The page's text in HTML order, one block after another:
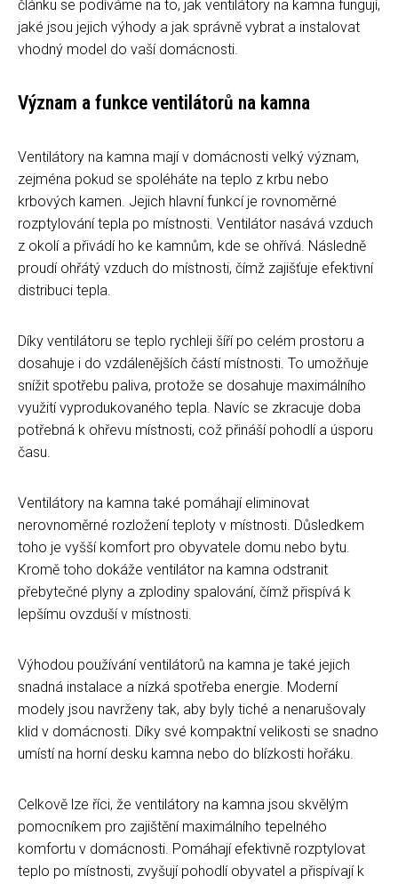
článku se podíváme na to, jak ventilátory na kamna fungují,
jaké jsou jejich výhody a jak správně vybrat a instalovat
vhodný model do vaší domácnosti.
Význam a funkce ventilátorů na kamna
Ventilátory na kamna mají v domácnosti velký význam,
zejména pokud se spoléháte na teplo z krbu nebo
krbových kamen. Jejich hlavní funkcí je rovnoměrné
rozptylování tepla po místnosti. Ventilátor nasává vzduch
z okolí a přivádí ho ke kamnům, kde se ohřívá. Následně
proudí ohřátý vzduch do místnosti, čímž zajišťuje efektivní
distribuci tepla.
Díky ventilátoru se teplo rychleji šíří po celém prostoru a
dosahuje i do vzdálenějších částí místnosti. To umožňuje
snížit spotřebu paliva, protože se dosahuje maximálního
využití vyprodukovaného tepla. Navíc se zkracuje doba
potřebná k ohřevu místnosti, což přináší pohodlí a úsporu
času.
Ventilátory na kamna také pomáhají eliminovat
nerovnoměrné rozložení teploty v místnosti. Důsledkem
toho je vyšší komfort pro obyvatele domu nebo bytu.
Kromě toho dokáže ventilátor na kamna odstranit
přebytečné plyny a zplodiny spalování, čímž přispívá k
lepšímu ovzduší v místnosti.
Výhodou používání ventilátorů na kamna je také jejich
snadná instalace a nízká spotřeba energie. Moderní
modely jsou navrženy tak, aby byly tiché a nenarušovaly
klid v domácnosti. Díky své kompaktní velikosti se snadno
umístí na horní desku kamna nebo do blízkosti hořáku.
Celkově lze říci, že ventilátory na kamna jsou skvělým
pomocníkem pro zajištění maximálního tepelného
komfortu v domácnosti. Pomáhají efektivně rozptylovat
teplo po místnosti, zvyšují pohodlí obyvatel a přispívají k